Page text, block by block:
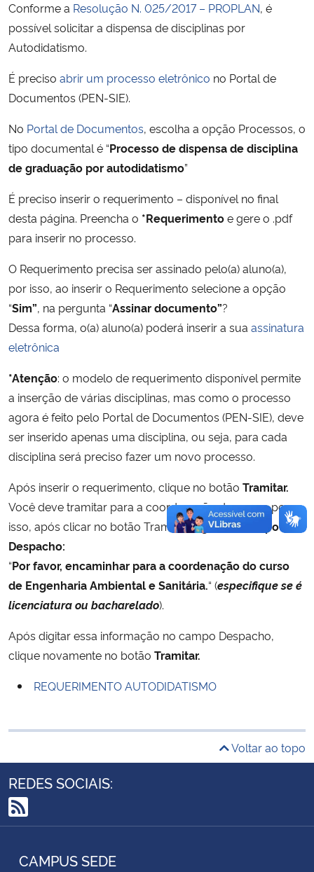
Ministério da Cidadania
Ministério da Saúde
Ministério de Minas e Energia
Ministério da Ciência, Tecnologia, Inovações e Comunicações
Ministério do Turismo
Ministério do Desenvolvimento Regional
Controladoria-Geral da União
Ministério da Mulher, da Família e dos Direitos Humanos
Secretaria-Geral
Secretaria de Governo
Gabinete de Segurança Institucional
Advocacia-Geral da União
Banco Central do Brasil
Planalto
Conforme a Resolução N. 025/2017 – PROPLAN, é
possível solicitar a dispensa de disciplinas por
Autodidatismo.
É preciso abrir um processo eletrônico no Portal de
Documentos (PEN-SIE).
No Portal de Documentos, escolha a opção Processos, o
tipo documental é “Processo de dispensa de disciplina
de graduação por autodidatismo”
É preciso inserir o requerimento – disponível no final
desta página. Preencha o *Requerimentoe gere o .pdf
para inserir no processo.
O Requerimento precisa ser assinado pelo(a) aluno(a),
por isso, ao inserir o Requerimento selecione a opção
“Sim”, na pergunta “Assinar documento”?
Dessa forma, o(a) aluno(a) poderá inserir a sua assinatura
eletrônica
*Atenção: o modelo de requerimento disponível permite
a inserção de várias disciplinas, mas como o processo
agora é feito pelo Portal de Documentos (PEN-SIE), deve
ser inserido apenas uma disciplina, ou seja, para cada
disciplina será preciso fazer um novo processo.
Após inserir o requerimento, clique no botão Tramitar.
Você deve tramitar para a coordenação do curso, por
isso, após clicar no botão Tramitar,digite no campo
Despacho:
“Por favor, encaminhar para a coordenação do curso
de Engenharia Ambiental e Sanitária.“ (especifique se é
licenciatura ou bacharelado).
Após digitar essa informação no campo Despacho,
clique novamente no botão Tramitar.
REQUERIMENTO AUTODIDATISMO
Voltar ao topo
REDES SOCIAIS:
RSS
CAMPUS SEDE